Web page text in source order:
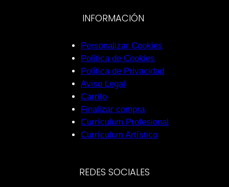
INFORMACIÓN
Personalizar Cookies
Política de Cookies
Política de Privacidad
Aviso Legal
Carrito
Finalizar compra
Currículum Profesional
Currículum Artístico
REDES SOCIALES